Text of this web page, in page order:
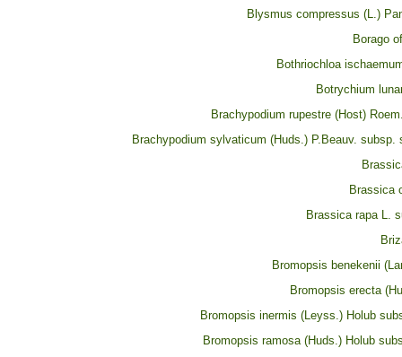
Blysmus compressus (L.)
Borago
Bothriochloa
Botrychium
Brachypodium rupestre (Host)
Brachypodium sylvaticum (Huds.) P.Beauv. subsp.
Brassica
Brassica rapa L.
Bromopsis benekenii
Bromopsis erecta
Bromopsis inermis (Leyss.) Holub
Bromopsis ramosa (Huds.) Holub